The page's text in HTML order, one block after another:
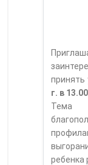
принять
г. в
Тема
ребенка